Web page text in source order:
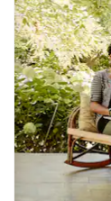
strelica